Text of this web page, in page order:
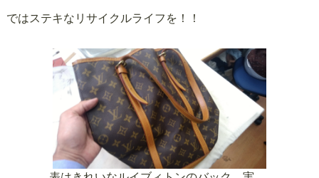
ではステキなリサイクルライフを！！